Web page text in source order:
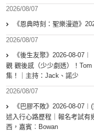
2026/08/07
《恩典時刻：聖樂漫遊》
2026/08/07
《後生友聚》2026-08-
觀 觀後感（少少劇透）！
集！｜主持：Jack、諾少
2026/08/07
《巴膠不敗》2026-08-
述入行心路歷程｜報名考試有
西，嘉賓︰Bowan